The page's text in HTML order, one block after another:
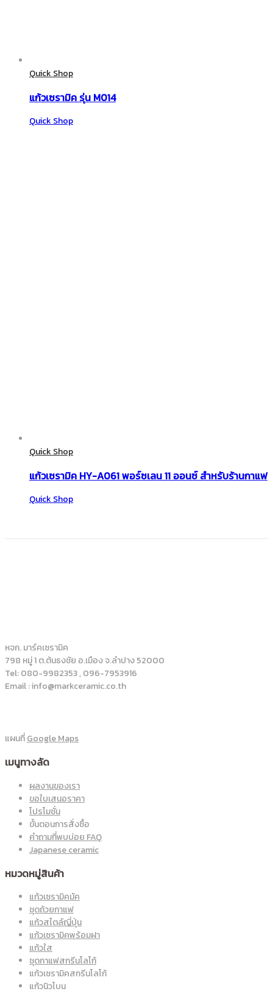
Quick Shop
แก้วเซรามิค รุ่น M014
Quick Shop
Quick Shop
แก้วเซรามิค HY-A061 พอร์ซเลน 11 ออนซ์ สำหรับร้านกาแฟ
Quick Shop
หจก. มาร์คเซรามิค
798 หมู่ 1 ต.ต้นธงชัย อ.เมือง จ.ลำปาง 52000
Tel: 080-9982353 , 096-7953916
Email : info@markceramic.co.th
แผนที่Google Maps
เมนูทางลัด
ผลงานของเรา
ขอใบเสนอราคา
โปรโมชั่น
ขั้นตอนการสั่งซื้อ
คำถามที่พบบ่อย FAQ
Japanese ceramic
หมวดหมู่สินค้า
แก้วเซรามิคมัค
ชุดถ้วยกาแฟ
แก้วสไตล์ญี่ปุ่น
แก้วเซรามิคพร้อมฝา
แก้วใส
ชุดกาแฟสกรีนโลโก้
แก้วเซรามิคสกรีนโลโก้
แก้วนิวโบน